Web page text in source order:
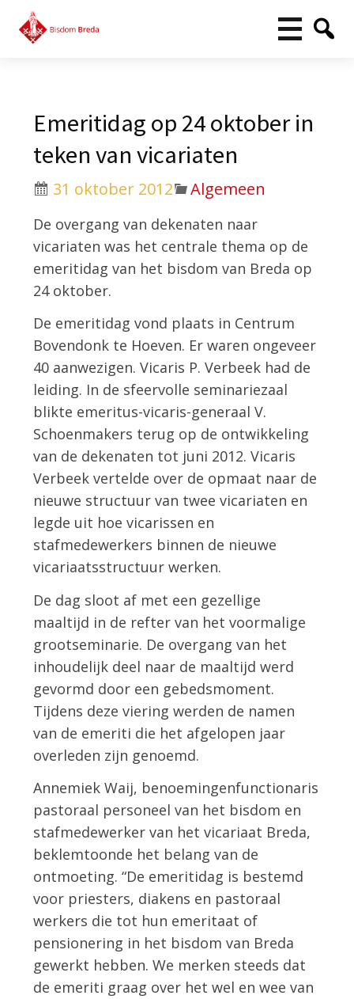
Emeritidag op 24 oktober in
teken van vicariaten
31 oktober 2012 Algemeen
De overgang van dekenaten naar
vicariaten was het centrale thema op de
emeritidag van het bisdom van Breda op
24 oktober.
De emeritidag vond plaats in Centrum
Bovendonk te Hoeven. Er waren ongeveer
40 aanwezigen. Vicaris P. Verbeek had de
leiding. In de sfeervolle seminariezaal
blikte emeritus-vicaris-generaal V.
Schoenmakers terug op de ontwikkeling
van de dekenaten tot juni 2012. Vicaris
Verbeek vertelde over de opmaat naar de
nieuwe structuur van twee vicariaten en
legde uit hoe vicarissen en
stafmedewerkers binnen de nieuwe
vicariaatsstructuur werken.
De dag sloot af met een gezellige
maaltijd in de refter van het voormalige
grootseminarie. De overgang van het
inhoudelijk deel naar de maaltijd werd
gevormd door een gebedsmoment.
Tijdens deze viering werden de namen
van de emeriti die het afgelopen jaar
overleden zijn genoemd.
Annemiek Waij, benoemingenfunctionaris
pastoraal personeel van het bisdom en
stafmedewerker van het vicariaat Breda,
beklemtoonde het belang van de
ontmoeting. “De emeritidag is bestemd
voor priesters, diakens en pastoraal
werkers die tot hun emeritaat of
pensionering in het bisdom van Breda
gewerkt hebben. We merken steeds dat
de emeriti graag over het wel en wee van